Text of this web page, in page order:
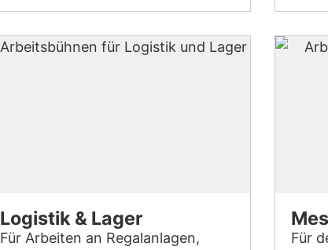
Logistik & Lager
Für Arbeiten an Regalanlagen,
Für